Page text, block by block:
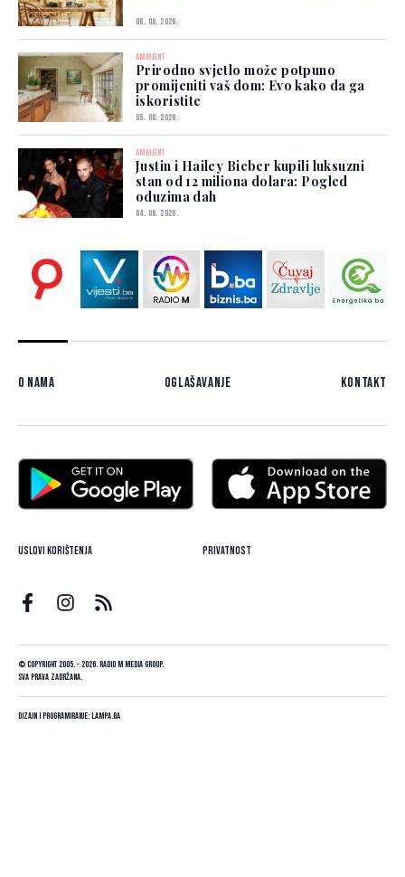
06. 08. 2026.
AMBIJENT
Prirodno svjetlo može potpuno
promijeniti vaš dom: Evo kako da ga
iskoristite
05. 08. 2026.
AMBIJENT
Justin i Hailey Bieber kupili luksuzni
stan od 12 miliona dolara: Pogled
oduzima dah
04. 08. 2026.
O nama Oglašavanje Kontakt
Uslovi korištenja Privatnost
© Copyright 2005. - 2026. Radio M Media Group.
Sva prava zadržana.
Dizajn i programiranje: Lampa.ba